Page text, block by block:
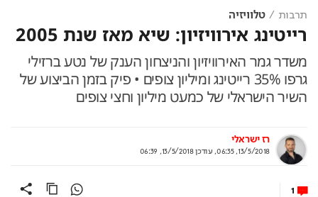
תרבות טלוויזיה
רייטינג אירוויזיון: שיא מאז שנת 2005
משדר גמר האירוויזיון והניצחון הענק של נטע ברזילי
גרפו 35% רייטינג ומיליון צופים • פיק בזמן הביצוע של
השיר הישראלי של כמעט מיליון וחצי צופים
רז ישראלי
13/5/2018, 06:35
,עודכן13/5/2018, 06:39
1